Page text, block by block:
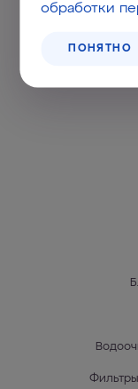
обработки
ПОНЯТНО